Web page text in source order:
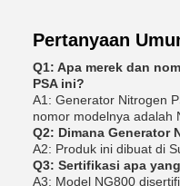
Pertanyaan
Q1: Apa merek dan
PSA ini?
A1: Generator Nitrogen
nomor modelnya adalah
Q2: Dimana Generator
A2: Produk ini dibuat di
Q3: Sertifikasi apa
A3: Model NG800